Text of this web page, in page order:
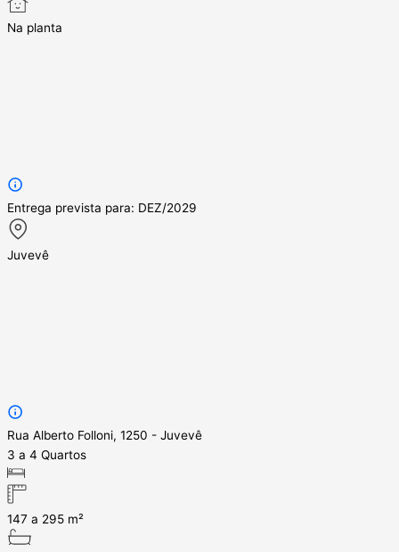
Na planta
Entrega prevista para: DEZ/2029
Juvevê
Rua Alberto Folloni, 1250 - Juvevê
3 a 4 Quartos
147 a 295 m²